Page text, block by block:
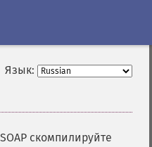
Язык:
скомпилируйте